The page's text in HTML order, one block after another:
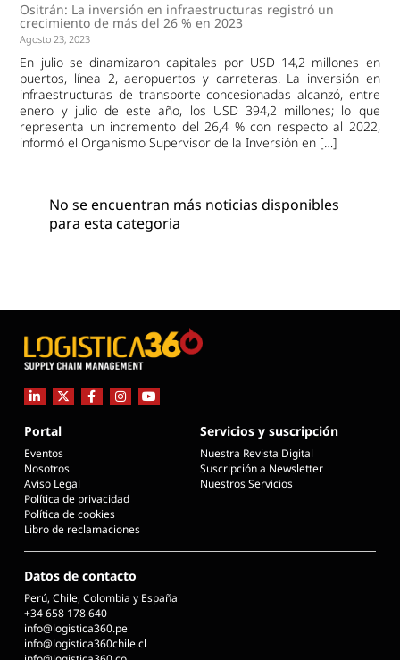
Ositrán: La inversión en infraestructuras registró un
crecimiento de más del 26 % en 2023
Agosto 23, 2023
En julio se dinamizaron capitales por USD 14,2 millones en
puertos, línea 2, aeropuertos y carreteras. La inversión en
infraestructuras de transporte concesionadas alcanzó, entre
enero y julio de este año, los USD 394,2 millones; lo que
representa un incremento del 26,4 % con respecto al 2022,
informó el Organismo Supervisor de la Inversión en […]
No se encuentran más noticias disponibles
para esta categoria
Portal
Eventos
Nosotros
Aviso Legal
Política de privacidad
Política de cookies
Libro de reclamaciones
Servicios y suscripción
Nuestra Revista Digital
Suscripción a Newsletter
Nuestros Servicios
Datos de contacto
Perú, Chile, Colombia y España
+34 658 178 640
info@logistica360.pe
info@logistica360chile.cl